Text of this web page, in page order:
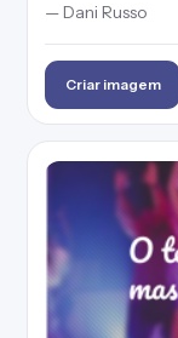
— Dani Russo
Criar imagem